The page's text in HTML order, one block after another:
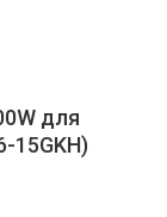
для
15GKH)